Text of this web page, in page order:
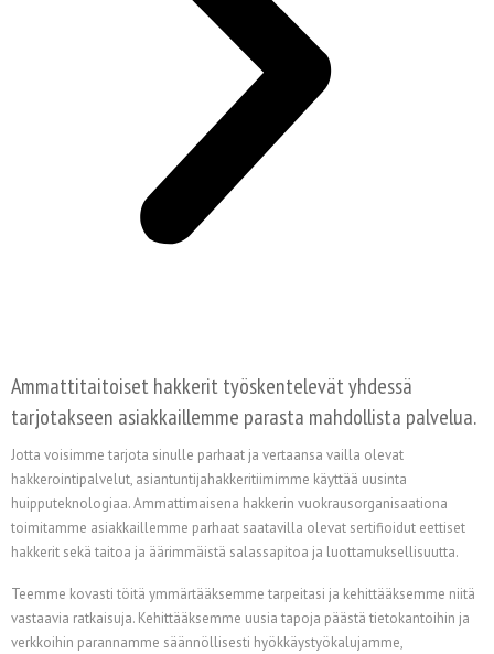
Ammattitaitoiset hakkerit työskentelevät yhdessä
tarjotakseen asiakkaillemme parasta mahdollista palvelua.
Jotta voisimme tarjota sinulle parhaat ja vertaansa vailla olevat
hakkerointipalvelut, asiantuntijahakkeritiimimme käyttää uusinta
huipputeknologiaa. Ammattimaisena hakkerin vuokrausorganisaationa
toimitamme asiakkaillemme parhaat saatavilla olevat sertifioidut eettiset
hakkerit sekä taitoa ja äärimmäistä salassapitoa ja luottamuksellisuutta.
Teemme kovasti töitä ymmärtääksemme tarpeitasi ja kehittääksemme niitä
vastaavia ratkaisuja. Kehittääksemme uusia tapoja päästä tietokantoihin ja
verkkoihin parannamme säännöllisesti hyökkäystyökalujamme,